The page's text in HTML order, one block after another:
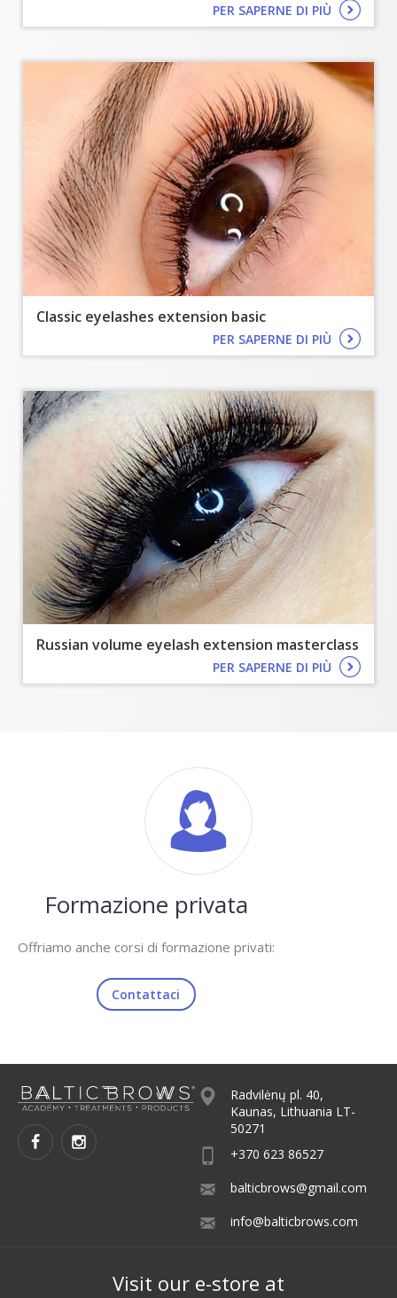
PER SAPERNE DI PIÙ
Classic eyelashes extension basic
PER SAPERNE DI PIÙ
Russian volume eyelash extension masterclass
PER SAPERNE DI PIÙ
Formazione privata
Offriamo anche corsi di formazione privati:
Contattaci
Radvilėnų pl. 40,
Kaunas, Lithuania LT-
50271
+370 623 86527
balticbrows@gmail.com
info@balticbrows.com
Visit our e-store at